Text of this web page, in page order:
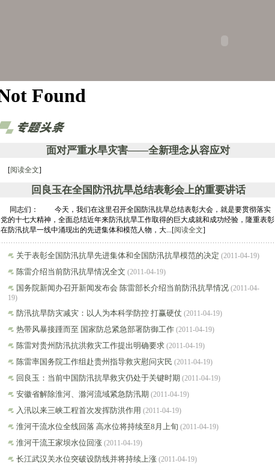
面对严重水旱灾害——全新理念从容应对
[阅读全文]
回良玉在全国防汛抗旱总结表彰会上的重要讲话
同志们： 今天，我们在这里召开全国防汛抗旱总结表彰大会，就是要贯彻落实
党的十七大精神，全面总结近年来防汛抗旱工作取得的巨大成就和成功经验，隆重表彰
在防汛抗旱一线中涌现出的先进集体和模范人物，大...[阅读全文]
关于表彰全国防汛抗旱先进集体和全国防汛抗旱模范的决定 (2011-04-19)
陈雷介绍当前防汛抗旱情况全文 (2011-04-19)
国务院新闻办召开新闻发布会 陈雷部长介绍当前防汛抗旱情况 (2011-04-
19)
防汛抗旱防灾减灾：以人为本科学防控 打赢硬仗 (2011-04-19)
热带风暴接踵而至 国家防总紧急部署防御工作 (2011-04-19)
陈雷对贵州防汛抗洪救灾工作提出明确要求 (2011-04-19)
陈雷率国务院工作组赴贵州指导救灾慰问灾民 (2011-04-19)
回良玉：当前中国防汛抗旱救灾仍处于关键时期 (2011-04-19)
安徽省解除淮河、滁河流域紧急防汛期 (2011-04-19)
入汛以来三峡工程首次发挥防洪作用 (2011-04-19)
淮河干流水位全线回落 高水位将持续至8月上旬 (2011-04-19)
淮河干流王家坝水位回涨 (2011-04-19)
长江武汉关水位突破设防线并将持续上涨 (2011-04-19)